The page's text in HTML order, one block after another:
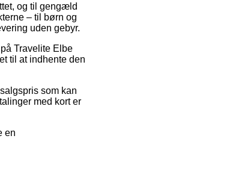
og til gengæld
– til børn og
uden gebyr.
Travelite Elbe
til at indhente den
som kan
med kort er
en